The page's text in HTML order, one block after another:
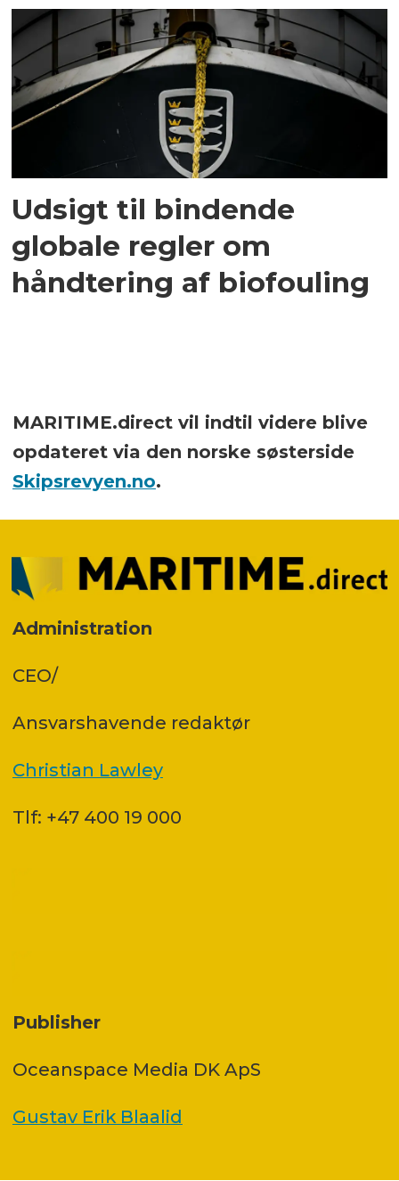
Udsigt til bindende
globale regler om
håndtering af biofouling
MARITIME.direct vil indtil videre blive
opdateret via den norske søsterside
Skipsrevyen.no.
Administration
CEO/
Ansvars­havende redaktør
Christian Lawley
Tlf: +47 400 19 000
Publisher
Oceanspace Media DK ApS
Gustav Erik Blaalid